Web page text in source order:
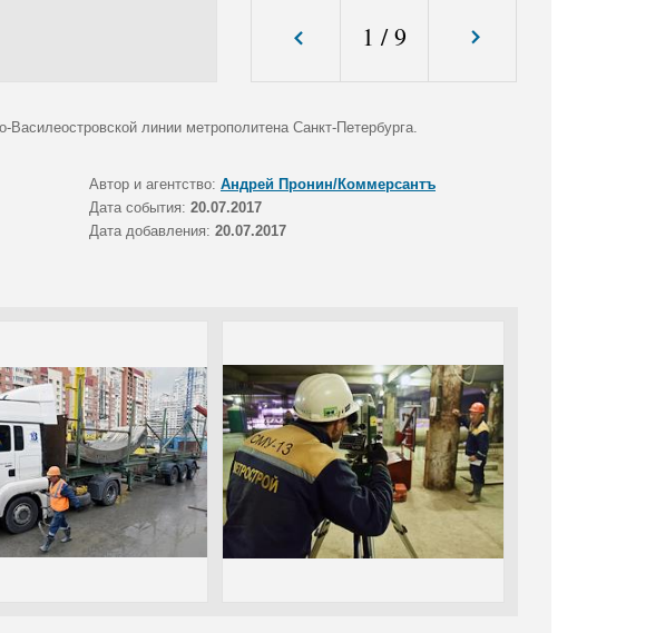
1 /9
линии метрополитена Санкт-Петербурга.
Автор и агентство: Андрей Пронин/Коммерсантъ
Дата события: 20.07.2017
Дата добавления: 20.07.2017